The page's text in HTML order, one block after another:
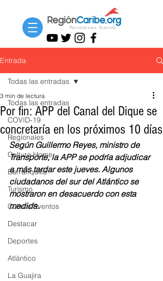
Entrada
Todas las entradas
COVID-19
Regionales
Cultura Home
Barranquilla
Turismo
Cultura Eventos
Destacar
Deportes
Atlántico
La Guajira
Todas las entradas
Por fin: APP del Canal del Dique se
concretaría en los próximos 10 días
3 min de lectura
Según Guillermo Reyes, ministro de
Transporte, la APP se podría adjudicar
a más tardar este jueves. Algunos
ciudadanos del sur del Atlántico se
mostraron en desacuerdo con esta
medida.